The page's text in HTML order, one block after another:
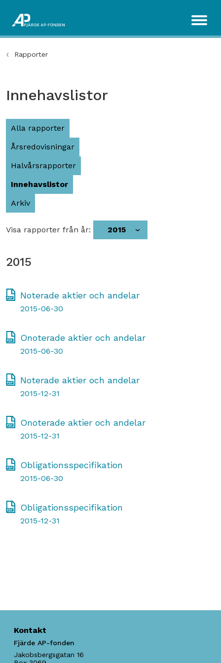
Rapporter
Innehavslistor
Alla rapporter
Årsredovisningar
Halvårsrapporter
Innehavslistor
Arkiv
Visa rapporter från år: 2015
2015
Noterade aktier och andelar
2015-06-30
Onoterade aktier och andelar
2015-06-30
Noterade aktier och andelar
2015-12-31
Onoterade aktier och andelar
2015-12-31
Obligationsspecifikation
2015-06-30
Obligationsspecifikation
2015-12-31
Kontakt
Fjärde AP-fonden
Jakobsbergsgatan 16